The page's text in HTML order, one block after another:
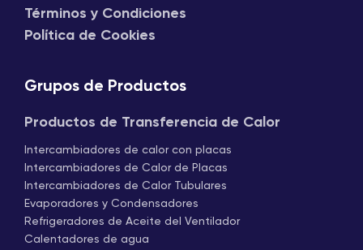
Términos y Condiciones
Política de Cookies
Grupos de Productos
Productos de Transferencia de Calor
Intercambiadores de calor con placas
Intercambiadores de Calor de Placas
Intercambiadores de Calor Tubulares
Evaporadores y Condensadores
Refrigeradores de Aceite del Ventilador
Calentadores de agua